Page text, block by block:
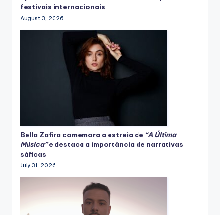
festivais internacionais
August 3, 2026
Bella Zafira comemora a estreia de “A Última
Música”e destaca a importância de narrativas
sáficas
July 31, 2026